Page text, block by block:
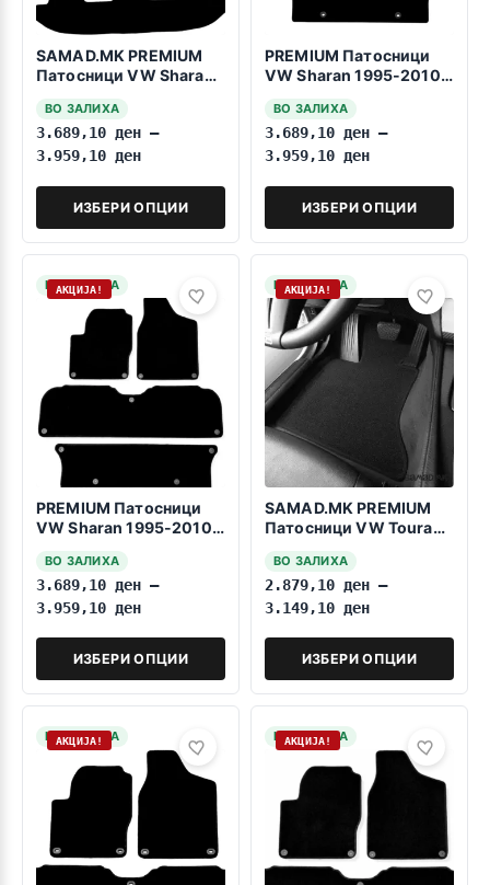
SAMAD.MK PREMIUM
Патосници VW Sharan
ВО ЗАЛИХА
3.689,10 ден –
3.959,10 ден
ИЗБЕРИ ОПЦИИ
PREMIUM Патосници
VW Sharan 1995-2010
vrtenje
ВО ЗАЛИХА
3.689,10 ден –
3.959,10 ден
ИЗБЕРИ ОПЦИИ
НА ЗАЛИХА
АКЦИЈА!
PREMIUM Патосници
VW Sharan 1995-2010
pritiskanje
ВО ЗАЛИХА
3.689,10 ден –
3.959,10 ден
ИЗБЕРИ ОПЦИИ
НА ЗАЛИХА
АКЦИЈА!
SAMAD.MK PREMIUM
Патосници VW Touran
ВО ЗАЛИХА
2.879,10 ден –
3.149,10 ден
ИЗБЕРИ ОПЦИИ
НА ЗАЛИХА
АКЦИЈА! НА ЗАЛИХА
АКЦИЈА!